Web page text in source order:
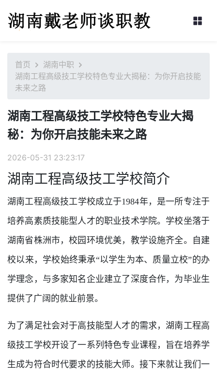
首页
湖南中职
湖南工程高级技工学校特色专业大揭秘：为你开启技能
未来之路
湖南工程高级技工学校特色专业大揭
秘：为你开启技能未来之路
2026-05-31 23:23:17
湖南工程高级技工学校简介
湖南工程高级技工学校成立于1984年，是一所专注于
培养高素质技能型人才的职业技术学院。学校坐落于
湖南省株洲市，校园环境优美，教学设施齐全。自建
校以来，学校始终秉承“以学生为本、质量立校”的办
学理念，与多家知名企业建立了深度合作，为毕业生
提供了广阔的就业前景。
为了满足社会对于高技能型人才的需求，湖南工程高
级技工学校开设了一系列特色专业课程，旨在培养学
生成为符合时代要求的技能大师。接下来就让我们一